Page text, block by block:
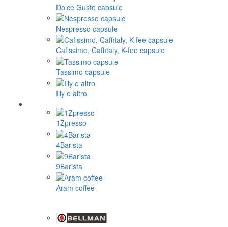
Dolce Gusto capsule
Nespresso capsule
Cafissimo, Caffitaly, K-fee capsule
Tassimo capsule
Illy e altro
1Zpresso
4Barista
9Barista
Aram coffee